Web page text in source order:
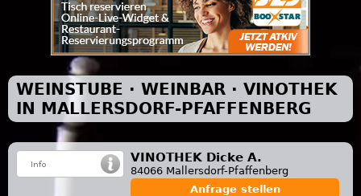
WEINSTUBE · WEINBAR · VINOTHEK
IN MALLERSDORF-PFAFFENBERG
VINOTHEK Dicke A.
84066 Mallersdorf-Pfaffenberg
Anfrage stellen